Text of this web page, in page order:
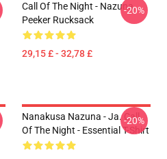
Call Of The Night - Nazuna
Peeker Rucksack
29,15 £ - 32,78 £
-20%
Nanakusa Nazuna - Ja. Call
Of The Night - Essential T-Shirt
-20%